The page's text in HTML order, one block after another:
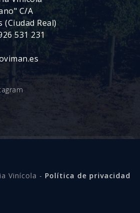
C/A
(Ciudad Real)
531 231
Vinícola - Política de privacidad